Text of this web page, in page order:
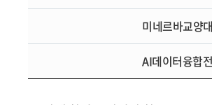
미네르바교양
AI데이터융합